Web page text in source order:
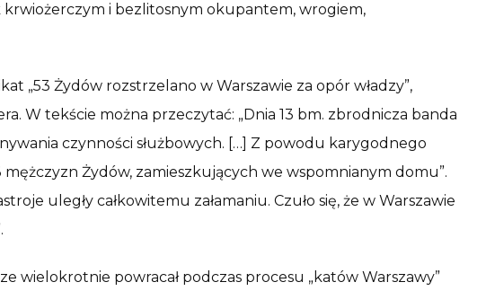
i bezlitosnym okupantem, wrogiem,
„53 Żydów rozstrzelano w Warszawie za opór władzy”,
W tekście można przeczytać: „Dnia 13 bm. zbrodnicza banda
czynności służbowych. […] Z powodu karygodnego
Żydów, zamieszkujących we wspomnianym domu”.
uległy całkowitemu załamaniu. Czuło się, że w Warszawie
wielokrotnie powracał podczas procesu „katów Warszawy”